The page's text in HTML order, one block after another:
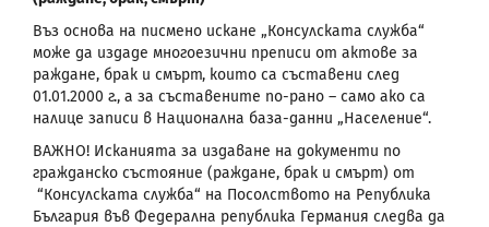
Въз основа на писмено искане „Консулската служба“
може да издаде многоезични преписи от актове за
раждане, брак и смърт, които са съставени след
01.01.2000 г., а за съставените по-рано – само ако са
налице записи в Национална база-данни „Население“.
ВАЖНО! Исканията за издаване на документи по
гражданско състояние (раждане, брак и смърт) от
“Консулската служба“ на Посолството на Република
България във Федерална република Германия следва да